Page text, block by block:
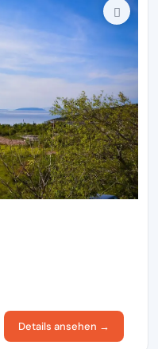
Details ansehen →